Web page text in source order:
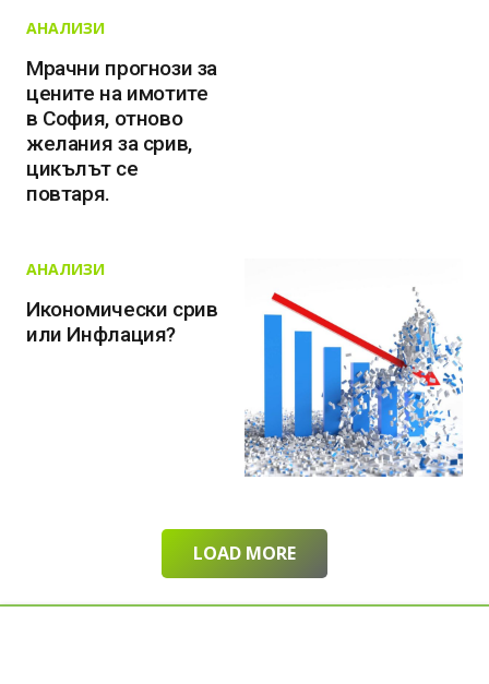
АНАЛИЗИ
Мрачни прогнози за
цените на имотите
в София, отново
желания за срив,
цикълът се
повтаря.
АНАЛИЗИ
Икономически срив
или Инфлация?
LOAD MORE